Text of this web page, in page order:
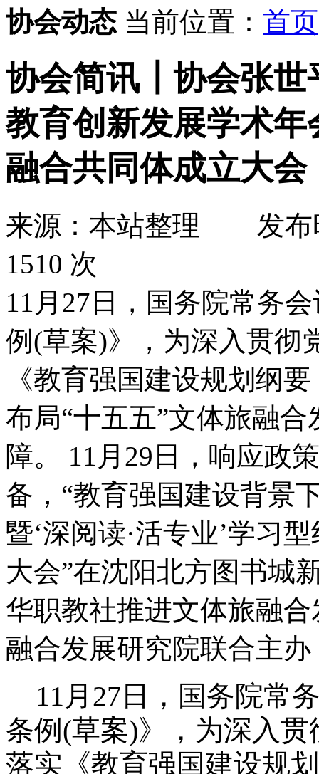
协会动态 当前位置： 首页
协会简讯┃协会张
教育创新发展学术年
融合共同体成立大会
来源：本站整理 发
1510 次
11月27日，国务院常务
例(草案)》，为深入贯彻
《教育强国建设规划纲
布局“十五五”文体旅融
障。 11月29日，响应政
备，“教育强国建设背景
暨‘深阅读·活专业’学习
大会”在沈阳北方图书城
华职教社推进文体旅融
融合发展研究院联合主
11月27日，国务院常
条例(草案)》，为深入
落实《教育强国建设规